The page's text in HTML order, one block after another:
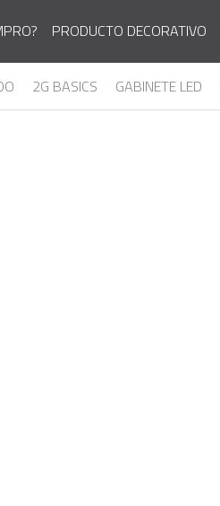
PRODUCTO DECORATIVO
2G BASICS GABINETE LED